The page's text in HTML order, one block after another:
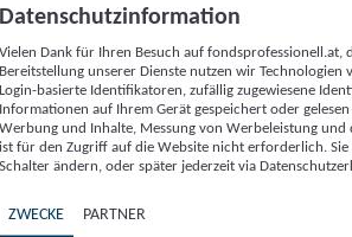
und Inhalte, Messung von Werbeleistung
Inhalten sowie Zielgruppenforschung.
ähnliche Online-Kennungen (z. B. login-
generierte Kennungen,
können zusammen mit anderen
und Browserinformationen,
unterstützte Technologien usw.) auf
oder von dort ausgelesen werden, um es
wenn es eine App oder einer Webseite
einen oder mehrere der hier aufgeführten
Datenschutzinformation
Vielen Dank für Ihren Besuch auf
Bereitstellung unserer Dienste nutzen wir Technologien
Login-basierte Identifikatoren, zufällig zugewiesene
Informationen auf Ihrem Gerät gespeichert oder
Werbung und Inhalte, Messung von Werbeleistung
ist für den Zugriff auf die Website nicht erforderlich.
Schalter ändern, oder später jederzeit via
ZWECKE PARTNER